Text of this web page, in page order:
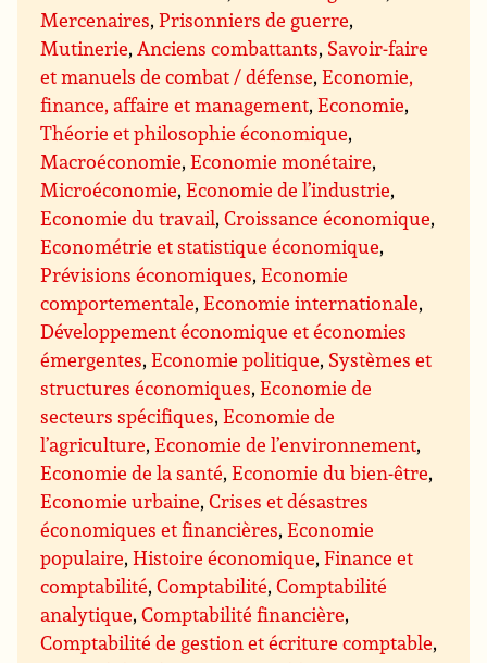
Mercenaires,Prisonniers de guerre,
Mutinerie,Anciens combattants, Savoir-faire
et manuels de combat / défense,Economie,
finance, affaire et management,Economie,
Théorie et philosophie économique,
Macroéconomie,Economie monétaire,
Microéconomie,Economie de l’industrie,
Economie du travail,Croissance économique,
Econométrie et statistique économique,
Prévisions économiques,Economie
comportementale,Economie internationale,
Développement économique et économies
émergentes,Economie politique, Systèmes et
structures économiques,Economie de
secteurs spécifiques,Economie de
l’agriculture,Economie de l’environnement,
Economie de la santé,Economie du bien-être,
Economie urbaine,Crises et désastres
économiques et financières,Economie
populaire,Histoire économique,Finance et
comptabilité,Comptabilité,Comptabilité
analytique,Comptabilité financière,
Comptabilité de gestion et écriture comptable,